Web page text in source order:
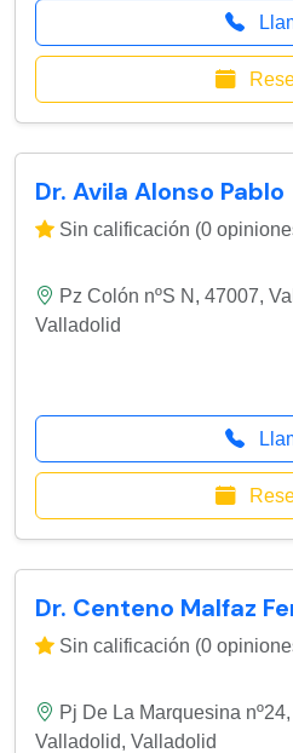
Dr. Avila Alonso Pablo
Sin calificación (0
Pz Colón nºS N, 47007,
Valladolid
Dr. Centeno Malfaz
Sin calificación (0
Pj De La Marquesina
Valladolid, Valladolid